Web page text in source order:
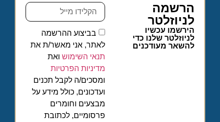
הרשמה
לניוזלטר
הירשמו עכשיו
לניוזלטר שלנו כדי
להשאר מעודכנים
בביצוע ההרשמה
לאתר, אני מאשר/ת את
תנאי השימוש ואת
מדיניות הפרטיות
ומסכים/ה לקבל תכנים
ועדכונים, כולל מידע על
מבצעים וחומרים
פרסומיים, לכתובת